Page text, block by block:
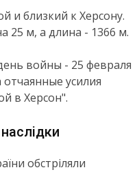
и близкий к Херсону.
25 м, а длина - 1366 м.
войны - 25 февраля
усилия
в Херсон".
обстріляли